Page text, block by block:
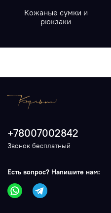
Кожаные сумки и
рюкзаки
+78007002842
Звонок бесплатный
Есть вопрос? Напишите нам: